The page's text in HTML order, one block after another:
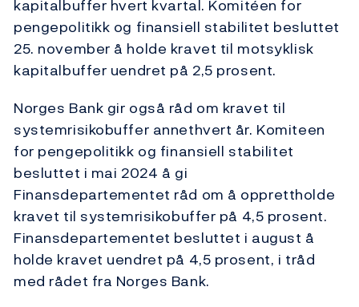
kapitalbuffer hvert kvartal. Komitéen for
pengepolitikk og finansiell stabilitet besluttet
25. november å holde kravet til motsyklisk
kapitalbuffer uendret på 2,5 prosent.
Norges Bank gir også råd om kravet til
systemrisikobuffer annethvert år. Komiteen
for pengepolitikk og finansiell stabilitet
besluttet i mai 2024 å gi
Finansdepartementet råd om å opprettholde
kravet til systemrisikobuffer på 4,5 prosent.
Finansdepartementet besluttet i august å
holde kravet uendret på 4,5 prosent, i tråd
med rådet fra Norges Bank.